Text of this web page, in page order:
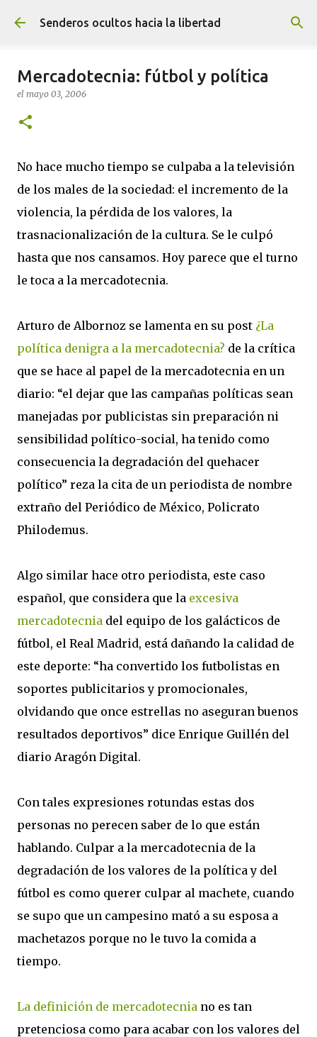
Ir al contenido principal
Senderos ocultos hacia la libertad
Mercadotecnia: fútbol y política
el mayo 03, 2006
No hace mucho tiempo se culpaba a la televisión
de los males de la sociedad: el incremento de la
violencia, la pérdida de los valores, la
trasnacionalización de la cultura. Se le culpó
hasta que nos cansamos. Hoy parece que el turno
le toca a la mercadotecnia.
Arturo de Albornoz se lamenta en su post ¿La
política denigra a la mercadotecnia? de la crítica
que se hace al papel de la mercadotecnia en un
diario: “el dejar que las campañas políticas sean
manejadas por publicistas sin preparación ni
sensibilidad político-social, ha tenido como
consecuencia la degradación del quehacer
político” reza la cita de un periodista de nombre
extraño del Periódico de México, Policrato
Philodemus.
Algo similar hace otro periodista, este caso
español, que considera que la excesiva
mercadotecnia del equipo de los galácticos de
fútbol, el Real Madrid, está dañando la calidad de
este deporte: “ha convertido los futbolistas en
soportes publicitarios y promocionales,
olvidando que once estrellas no aseguran buenos
resultados deportivos” dice Enrique Guillén del
diario Aragón Digital.
Con tales expresiones rotundas estas dos
personas no perecen saber de lo que están
hablando. Culpar a la mercadotecnia de la
degradación de los valores de la política y del
fútbol es como querer culpar al machete, cuando
se supo que un campesino mató a su esposa a
machetazos porque no le tuvo la comida a
tiempo.
La definición de mercadotecnia no es tan
pretenciosa como para acabar con los valores del